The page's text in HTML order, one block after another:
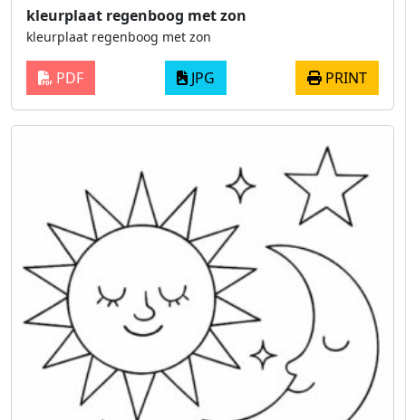
kleurplaat regenboog met zon
kleurplaat regenboog met zon
PDF JPG PRINT